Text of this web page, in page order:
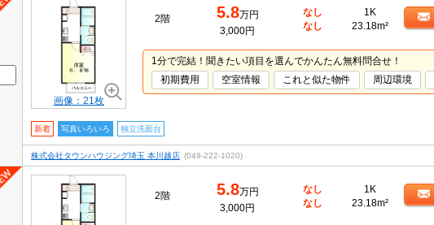
画像：21枚
2階 5.8万円
3,000円
なし
なし
1K
23.18m²
1分で完結！聞きたい項目を選んでかんたん無料問合せ！
初期費用
空室情報 これと似た物件 周辺環境
新着 写真いろいろ 独立洗面台
株式会社タウンハウジング埼玉 本川越店 (049-222-1020)
2階 5.8万円
3,000円
なし
なし
1K
23.18m²